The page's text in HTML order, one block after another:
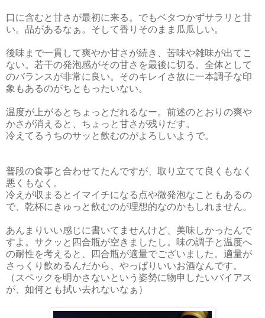
口に含むと甘さが最初に来る。でもベタつかずサラリと甘
い。品があるなぁ。そして香りそのまま瓜瓜しい。
後味まで一貫して爽やか甘さが続き、苦味や雑味が出てこ
ない。若干の発泡感がその甘さを最後に切る。全体として
のバランスが非常に良い。そのキレイさ故に一本調子な印
象もあるのがちともったいない。
温度が上がるとちょっとだれるなー。前述のとおりの爽や
かさが消えると、ちょっと甘さが残りだす。
冷えてるうちのサッと飲むのがよろしいようで。
普段の食事と合わせてたんですが、取り立てて良くもなく
悪くもなく。
冷えが収まるとイマイチになる点や微発泡なこともあるの
で、乾杯にきゅっと飲むのが理想的なのかもしれません。
あんまりいい感じに書いてませんけど、美味しかったんで
すよ。サクッと四合瓶が空きましたし。味の調子と温度へ
の耐性を考えると、四合瓶が適量でございました。適量が
さっくり飲めるんだから、やっぱりいいお酒なんです。
（スペックを明かさないという姿勢に物申したいバイアス
が、如何とも拭い去れないなぁ）